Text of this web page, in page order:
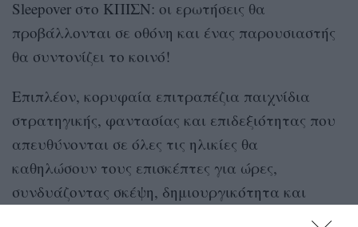
Sleepover στο ΚΠΙΣΝ: οι ερωτήσεις θα
προβάλλονται σε οθόνη και ένας παρουσιαστής
θα συντονίζει το κοινό!
Επιπλέον, κορυφαία επιτραπέζια παιχνίδια
στρατηγικής, φαντασίας και επιδεξιότητας που
απευθύνονται σε όλες τις ηλικίες θα
καθηλώσουν τους επισκέπτες για ώρες,
συνδυάζοντας σκέψη, δημιουργικότητα και